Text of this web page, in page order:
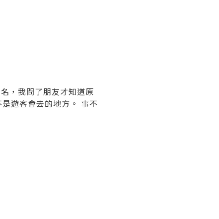
，我問了朋友才知道原
遊客會去的地方。 事不